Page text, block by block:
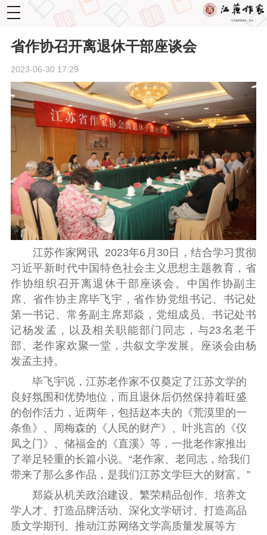
toggle
navigation
省作协召开离退休干部座谈会
2023-06-30 17:29
江苏作家网讯 2023年6月30日 ，结合学习贯彻
习近平新时代中国特色社会主义思想主题教育，省
作协组织召开离退休干部座谈会。中国作协副主
席、省作协主席毕飞宇，省作协党组书记、书记处
第一书记、常务副主席郑焱，党组成员、书记处书
记杨发孟，以及相关职能部门同志，与23名老干
部、老作家欢聚一堂，共叙文学发展。座谈会由杨
发孟主持。
毕飞宇说，江苏老作家不仅奠定了江苏文学的
良好氛围和优势地位，而且退休后仍然保持着旺盛
的创作活力，近两年，包括赵本夫的《荒漠里的一
条鱼》、周梅森的《人民的财产》、叶兆言的《仪
凤之门》、储福金的《直溪》等，一批老作家推出
了举足轻重的长篇小说。“老作家、老同志，给我们
带来了那么多作品，是我们江苏文学巨大的财富。”
郑焱从机关政治建设、繁荣精品创作、培养文
学人才、打造品牌活动、深化文学研讨、打造高品
质文学期刊、推动江苏网络文学高质量发展等方